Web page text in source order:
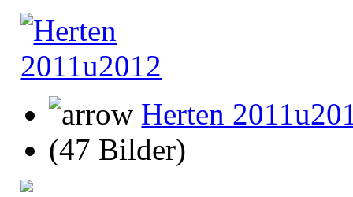
Herten
(47 Bilder)